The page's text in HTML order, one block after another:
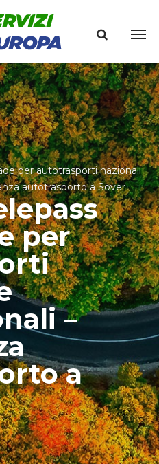
per autotrasporti nazionali
autotrasporto a Sover
per
–
a